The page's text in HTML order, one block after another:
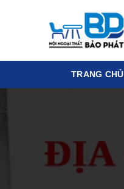
TRANG CHỦ